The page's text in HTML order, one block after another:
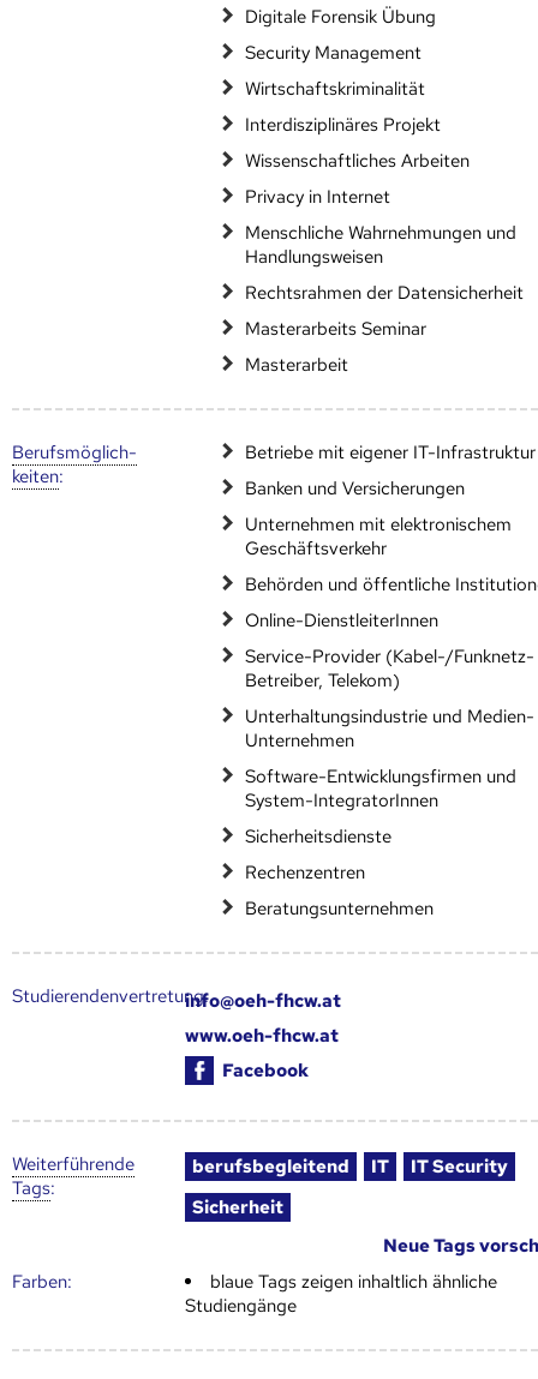
Digitale Forensik Übung
Security Management
Wirtschaftskriminalität
Interdisziplinäres Projekt
Wissenschaftliches Arbeiten
Privacy in Internet
Menschliche Wahrnehmungen und
Handlungsweisen
Rechtsrahmen der Datensicherheit
Masterarbeits Seminar
Masterarbeit
Berufs­möglich­
keiten:
Betriebe mit eigener IT-Infrastruktur
Banken und Versicherungen
Unternehmen mit elektronischem
Geschäftsverkehr
Behörden und öffentliche
Online-DienstleiterInnen
Service-Provider (Kabel-/Funknetz-
Betreiber, Telekom)
Unterhaltungsindustrie und Medien-
Unternehmen
Software-Entwicklungsfirmen und
System-IntegratorInnen
Sicherheitsdienste
Rechenzentren
Beratungsunternehmen
Studierendenvertretung:info@oeh-fhcw.at
www.oeh-fhcw.at
Facebook
Weiter­führende
Tags:
berufsbegleitend IT
IT Security
Sicherheit
Neue Tags
Farben:
blaue Tags zeigen inhaltlich ähnliche
Studiengänge